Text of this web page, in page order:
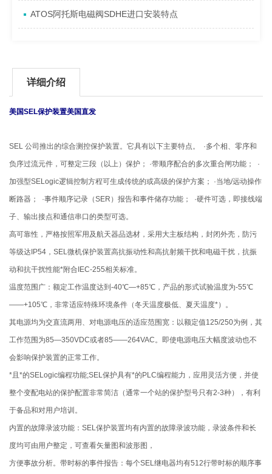
ATOS阿托斯电磁阀SDHE进口安装特点
详细介绍
美国SEL保护装置美国直发
SEL 公司推出的综合测控保护装置。它具有以下主要特点。 ·多个相、零序和
负序过流元件，可整定三段（以上）保护； ·带顺序配合的多次重合闸功能； ·
加强型SELogic逻辑控制方程可生成传统的或高级的保护方案； ·当地/远动操作
断路器； ·事件顺序记录（SER）报告和事件储存功能； ·硬件可选，即接线端
子、输出接点和通信串口的类型可选。
高可靠性，严格按照军用及航天器品选材，采用大主板结构，封闭外壳，防污
等级达IP54，SEL微机保护装置高抗振动性和高抗射频干扰和电磁干扰，抗振
动和抗干扰性能*附合IEC-255相关标准。
温度范围广：额定工作温度达到-40℃—+85℃，产品的形式试验温度为-55℃
——+105℃，非常适应特殊环境条件（冬天温度极低、夏天温度*）。
其电源均为交直流两用、对电源电压的适应范围宽：以额定值125/250为例，其
工作范围为85—350VDC或者85——264VAC。即使电源电压大幅度波动也不
会影响保护装置的正常工作。
*且*的SELogic编程功能;SEL保护具有*的PLC编程能力，应用灵活方便，并使
整个变配电站的保护配置非常简洁（通常一个站的保护型号只有2-3种），有利
于备品和对用户培训。
内置的故障录波功能：SEL保护装置均有内置的故障录波功能，录波条件和长
度均可由用户整定，可查看矢量图和波形图，
方便事故分析。带时标的事件报告：每个SEL继电器均有512行带时标的顺序事